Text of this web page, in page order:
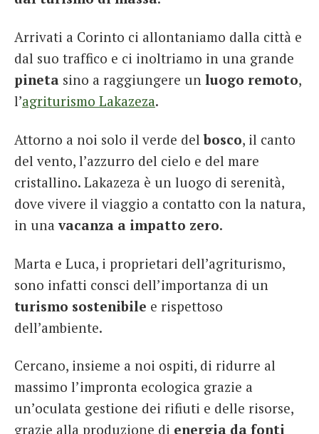
Arrivati a Corinto ci allontaniamo dalla città e
dal suo traffico e ci inoltriamo in una grande
pineta sino a raggiungere un luogo remoto,
l’agriturismo Lakazeza.
Attorno a noi solo il verde delbosco, il canto
del vento, l’azzurro del cielo e del mare
cristallino. Lakazeza è un luogo di serenità,
dove vivere il viaggio a contatto con la natura,
in unavacanza a impatto zero.
Marta e Luca, i proprietari dell’agriturismo,
sono infatti consci dell’importanza di un
turismo sostenibile e rispettoso
dell’ambiente.
Cercano, insieme a noi ospiti, di ridurre al
massimo l’impronta ecologica grazie a
un’oculata gestione dei rifiuti e delle risorse,
grazie alla produzione di energia da fonti